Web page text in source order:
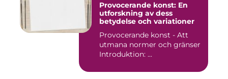
Provocerande konst: En
utforskning av dess
betydelse och variationer
Provocerande konst - Att
utmana normer och gränser
Introduktion: ...